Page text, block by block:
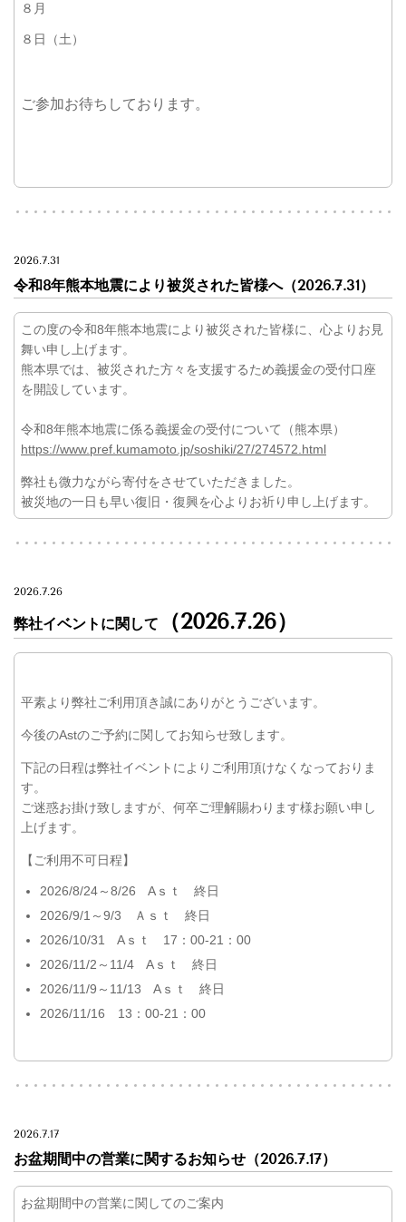
８月
８日（土）
ご参加お待ちしております。
2026.7.31
令和8年熊本地震により被災された皆様へ（2026.7.31）
この度の令和8年熊本地震により被災された皆様に、心よりお見
舞い申し上げます。
熊本県では、被災された方々を支援するため義援金の受付口座
を開設しています。
令和8年熊本地震に係る義援金の受付について（熊本県）
https://www.pref.kumamoto.jp/soshiki/27/274572.html
弊社も微力ながら寄付をさせていただきました。
被災地の一日も早い復旧・復興を心よりお祈り申し上げます。
2026.7.26
弊社イベントに関して （2026.7.26）
平素より弊社ご利用頂き誠にありがとうございます。
今後のAstのご予約に関してお知らせ致します。
下記の日程は弊社イベントによりご利用頂けなくなっておりま
す。
ご迷惑お掛け致しますが、何卒ご理解賜わります様お願い申し
上げます。
【ご利用不可日程】
2026/8/24～8/26 Aｓｔ 終日
2026/9/1～9/3 Ａｓｔ 終日
2026/10/31 Aｓｔ 17：00-21：00
2026/11/2～11/4 Aｓｔ 終日
2026/11/9～11/13 Aｓｔ 終日
2026/11/16 13：00-21：00
2026.7.17
お盆期間中の営業に関するお知らせ（2026.7.17）
お盆期間中の営業に関してのご案内